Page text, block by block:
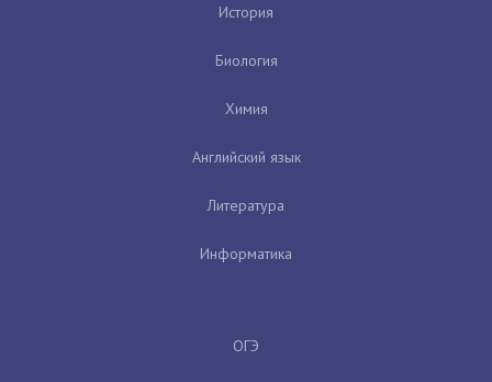
История
Биология
Химия
Английский язык
Литература
Информатика
ОГЭ